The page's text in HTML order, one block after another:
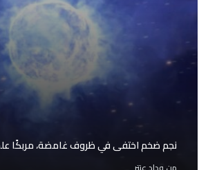
نجم ضخم اختفى في ظروف غامضة، مربكًا